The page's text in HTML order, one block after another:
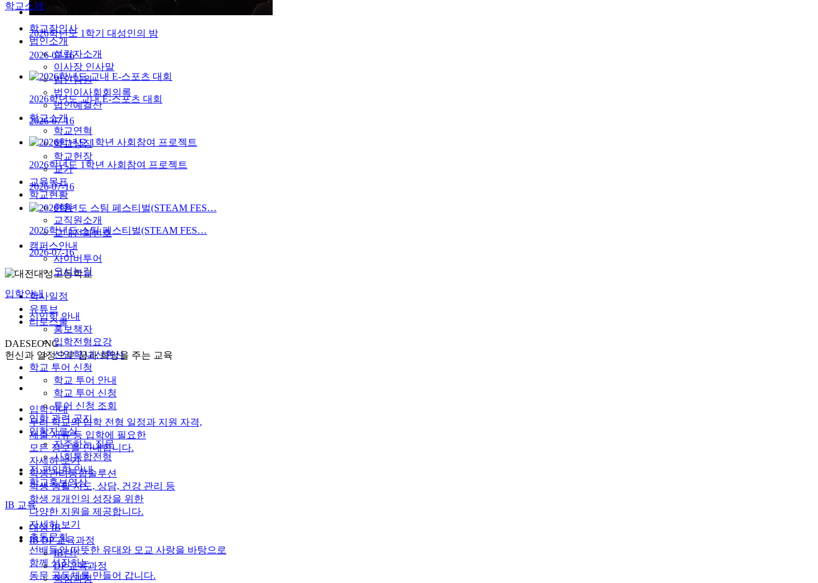
학교소개
학교장인사
법인소개
설립자소개
이사장 인사말
법인임원
법인이사회회의록
법인예결산
학교소개
학교연혁
학교상징
학교헌장
교가
교육목표
학교현황
현황
교직원소개
교내전화번호
캠퍼스안내
사이버투어
오시는길
입학안내
신입학 안내
홍보책자
입학전형요강
신입학 내신환산
학교 투어 신청
학교 투어 안내
학교 투어 신청
투어 신청 조회
입학 관련 공지
입학자료실
자주하는 질문
사회통합전형
전·편입학 안내
학교홍보영상
IB 교육
대성 IB
IB DP 교육과정
IB란?
DP 교육과정
핵심과정
2026학년도 1학기 대성인의 밤
2026-07-16
2026학년도 교내 E-스포츠 대회
2026-07-16
2026학년도 1학년 사회참여 프로젝트
2026-07-16
2026학년도 스팀 페스티벌(STEAM FES…
2026-07-16
학사일정
유튜브
리로스쿨
DAESEONG
헌신과 열정으로 꿈과 희망을 주는 교육
입학안내
우리 학교의 입학 전형 일정과 지원 자격,
제출 서류 등 입학에 필요한
모든 정보를 안내합니다.
자세히 보기
학생관리통합솔루션
학생 생활 지도, 상담, 건강 관리 등
학생 개개인의 성장을 위한
다양한 지원을 제공합니다.
자세히 보기
총동문회
선배들의 따뜻한 유대와 모교 사랑을 바탕으로
함께 성장하는
동문 공동체를 만들어 갑니다.